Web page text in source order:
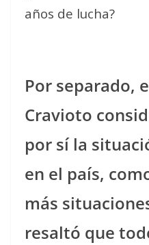
años de lucha?
Por separado,
Cravioto
por sí la
en el país,
más
resaltó que